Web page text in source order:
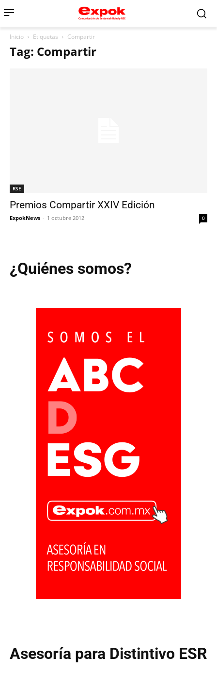
Inicio Etiquetas Compartir
Tag: Compartir
RSE
Premios Compartir XXIV Edición
ExpokNews - 1 octubre 2012 0
¿Quiénes somos?
Asesoría para Distintivo ESR